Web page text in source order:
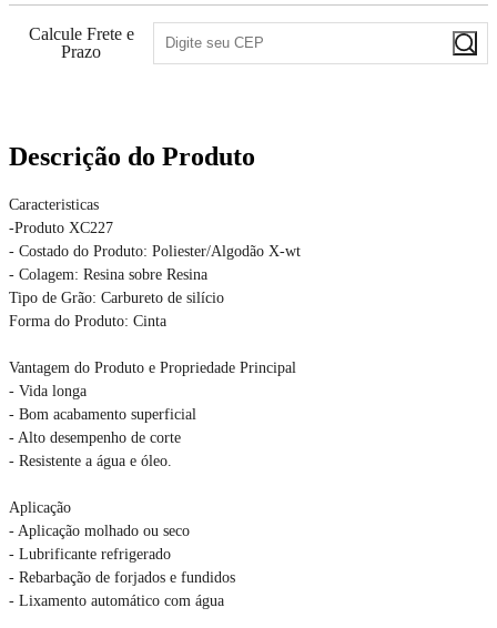
Calcule Frete e
Prazo
Descrição do Produto
Caracteristicas
-Produto XC227
- Costado do Produto: Poliester/Algodão X-wt
- Colagem: Resina sobre Resina
Tipo de Grão: Carbureto de silício
Forma do Produto: Cinta
Vantagem do Produto e Propriedade Principal
- Vida longa
- Bom acabamento superficial
- Alto desempenho de corte
- Resistente a água e óleo.
Aplicação
- Aplicação molhado ou seco
- Lubrificante refrigerado
- Rebarbação de forjados e fundidos
- Lixamento automático com água